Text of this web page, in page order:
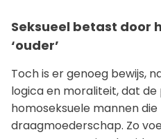
Seksueel betast door
‘ouder’
Toch is er genoeg bewijs,
logica en moraliteit, dat
homoseksuele mannen
draagmoederschap. Zo